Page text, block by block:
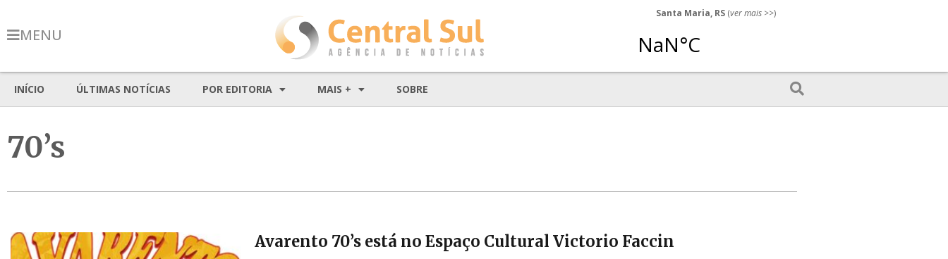
MENU
Santa Maria, RS (ver mais >>)
INÍCIO ÚLTIMAS NOTÍCIAS POR EDITORIA MAIS + SOBRE
70’s
Avarento 70’s está no Espaço Cultural Victorio Faccin